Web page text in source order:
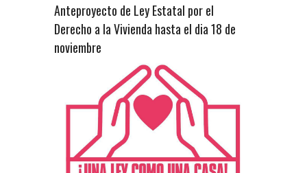
Anteproyecto de Ley Estatal por el
Derecho a la Vivienda hasta el dia 18 de
noviembre